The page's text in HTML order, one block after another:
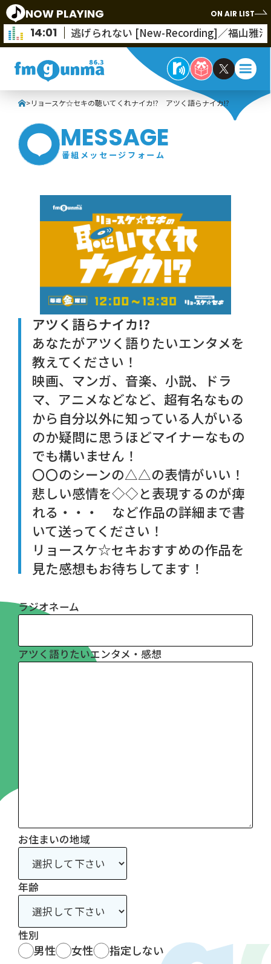
NOW PLAYING ON AIR LIST
14:01 逃げられない [New-Recording]／福山雅治
>リョースケ☆セキの聴いてくれナイカ!? アツく語らナイカ!?
MESSAGE
番組メッセージフォーム
アツく語らナイカ!?
あなたがアツく語りたいエンタメを
教えてください！
映画、マンガ、音楽、小説、ドラ
マ、アニメなどなど、超有名なもの
から自分以外に知っている人がいる
のか疑問に思うほどマイナーなもの
でも構いません！
〇〇のシーンの△△の表情がいい！
悲しい感情を◇◇と表現するのが痺
れる・・・ など作品の詳細まで書
いて送ってください！
リョースケ☆セキおすすめの作品を
見た感想もお待ちしてます！
ラジオネーム
アツく語りたいエンタメ・感想
お住まいの地域
年齢
性別
男性 女性 指定しない